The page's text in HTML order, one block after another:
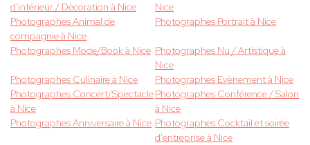
d'intérieur / Décoration à Nice
Nice
Photographes Animal de
compagnie à Nice
Photographes Portrait à Nice
Photographes Mode/Book à Nice Photographes Nu / Artistique à
Nice
Photographes Culinaire à Nice
Photographes Evènement à Nice
Photographes Concert/Spectacle
à Nice
Photographes Conférence / Salon
à Nice
Photographes Anniversaire à Nice Photographes Cocktail et soirée
d'entreprise à Nice